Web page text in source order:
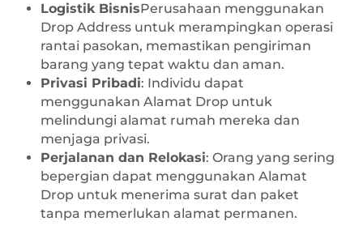
Logistik BisnisPerusahaan menggunakan
Drop Address untuk merampingkan operasi
rantai pasokan, memastikan pengiriman
barang yang tepat waktu dan aman.
Privasi Pribadi: Individu dapat
menggunakan Alamat Drop untuk
melindungi alamat rumah mereka dan
menjaga privasi.
Perjalanan dan Relokasi: Orang yang sering
bepergian dapat menggunakan Alamat
Drop untuk menerima surat dan paket
tanpa memerlukan alamat permanen.